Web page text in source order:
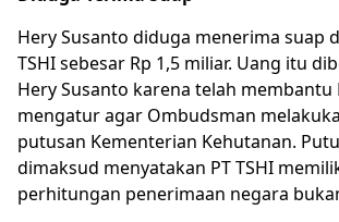
Hery Susanto diduga menerima suap
TSHI sebesar Rp 1,5 miliar. Uang itu
Hery Susanto karena telah membantu
mengatur agar Ombudsman
putusan Kementerian Kehutanan.
dimaksud menyatakan PT TSHI
perhitungan penerimaan negara